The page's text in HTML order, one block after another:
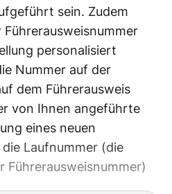
sein. Zudem
personalisiert
Nummer auf der
dem Führerausweis
von Ihnen angeführte
eines neuen
Laufnummer (die
Führerausweisnummer)